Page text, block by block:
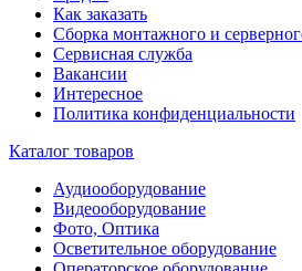
Как заказать
Сборка монтажного и
Сервисная служба
Вакансии
Интересное
Политика конфиденциальности
Каталог товаров
Аудиооборудование
Видеооборудование
Фото, Оптика
Осветительное оборудование